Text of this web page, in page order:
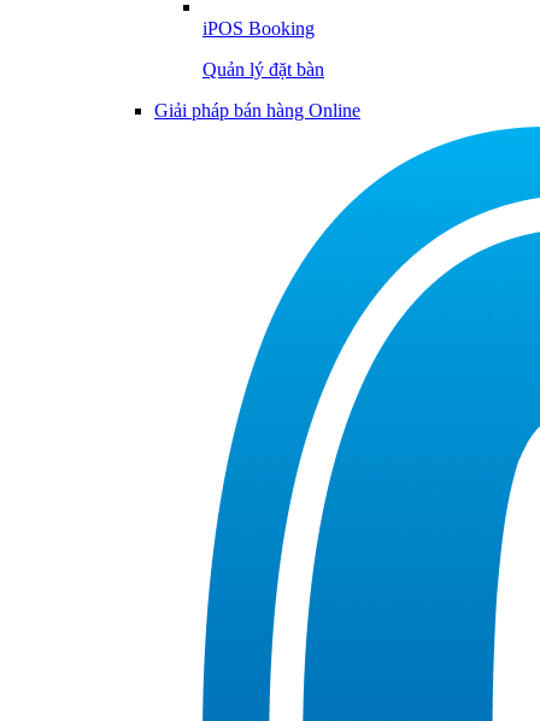
iPOS Booking
Quản lý đặt bàn
Giải pháp bán hàng Online